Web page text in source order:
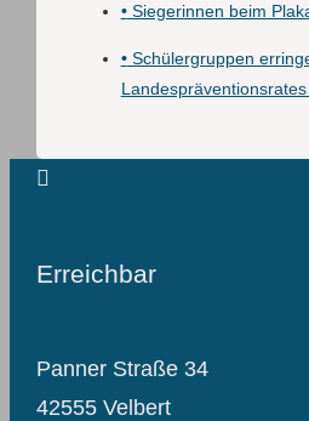
•Siegerinnen beim
•Schülergruppen
Erreichbar
Panner Straße 34
42555 Velbert